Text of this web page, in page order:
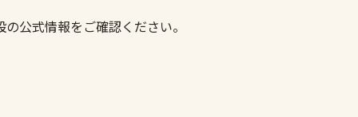
公式情報をご確認ください。